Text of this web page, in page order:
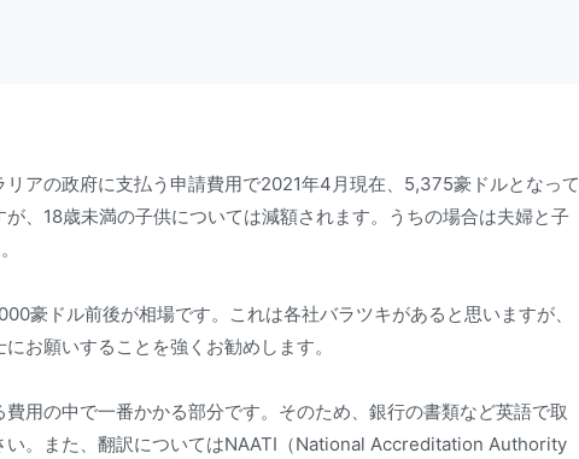
アの政府に支払う申請費用で2021年4月現在、5,375豪ドルとなって
、18歳未満の子供については減額されます。うちの場合は夫婦と子
豪ドル前後が相場です。これは各社バラツキがあると思いますが、
お願いすることを強くお勧めします。
用の中で一番かかる部分です。そのため、銀行の書類など英語で取
い。また、翻訳についてはNAATI（National Accreditation Authority